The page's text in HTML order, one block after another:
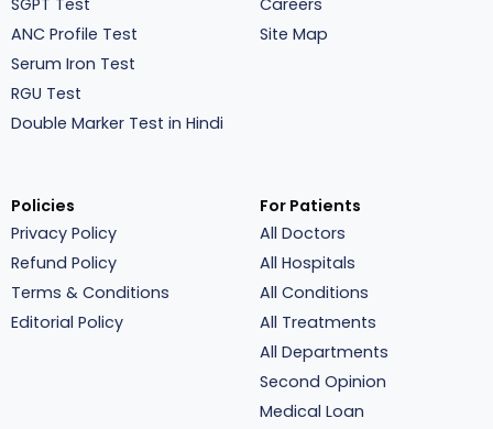
SGPT Test
ANC Profile Test
Serum Iron Test
RGU Test
Double Marker Test in Hindi
Careers
Site Map
Policies
Privacy Policy
Refund Policy
Terms & Conditions
Editorial Policy
For Patients
All Doctors
All Hospitals
All Conditions
All Treatments
All Departments
Second Opinion
Medical Loan